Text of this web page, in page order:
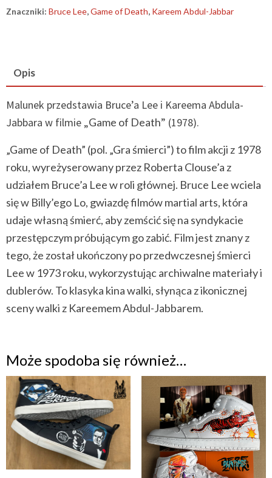
Znaczniki: Bruce Lee,Game of Death, Kareem Abdul-Jabbar
Opis
Malunek przedstawia Bruce’a Lee i Kareema Abdula-
Jabbara w filmie „Game of Death” (1978).
„Game of Death” (pol. „Gra śmierci”) to film akcji z 1978
roku, wyreżyserowany przez Roberta Clouse’a z
udziałem Bruce’a Lee w roli głównej. Bruce Lee wciela
się w Billy’ego Lo, gwiazdę filmów martial arts, która
udaje własną śmierć, aby zemścić się na syndykacie
przestępczym próbującym go zabić. Film jest znany z
tego, że został ukończony po przedwczesnej śmierci
Lee w 1973 roku, wykorzystując archiwalne materiały i
dublerów. To klasyka kina walki, słynąca z ikonicznej
sceny walki z Kareemem Abdul-Jabbarem.
Może spodoba się również…